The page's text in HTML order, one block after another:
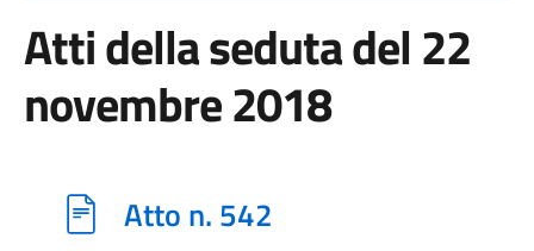
Atti della seduta del 22
novembre 2018
Atto n. 542